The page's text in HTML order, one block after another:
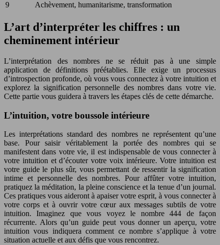
9
Achèvement, humanitarisme, transformation
L’art d’interpréter les chiffres : un
cheminement intérieur
L’interprétation des nombres ne se réduit pas à une simple
application de définitions préétablies. Elle exige un processus
d’introspection profonde, où vous vous connectez à votre intuition et
explorez la signification personnelle des nombres dans votre vie.
Cette partie vous guidera à travers les étapes clés de cette démarche.
L’intuition, votre boussole intérieure
Les interprétations standard des nombres ne représentent qu’une
base. Pour saisir véritablement la portée des nombres qui se
manifestent dans votre vie, il est indispensable de vous connecter à
votre intuition et d’écouter votre voix intérieure. Votre intuition est
votre guide le plus sûr, vous permettant de ressentir la signification
intime et personnelle des nombres. Pour affûter votre intuition,
pratiquez la méditation, la pleine conscience et la tenue d’un journal.
Ces pratiques vous aideront à apaiser votre esprit, à vous connecter à
votre corps et à ouvrir votre cœur aux messages subtils de votre
intuition. Imaginez que vous voyez le nombre 444 de façon
récurrente. Alors qu’un guide peut vous donner un aperçu, votre
intuition vous indiquera comment ce nombre s’applique à votre
situation actuelle et aux défis que vous rencontrez.